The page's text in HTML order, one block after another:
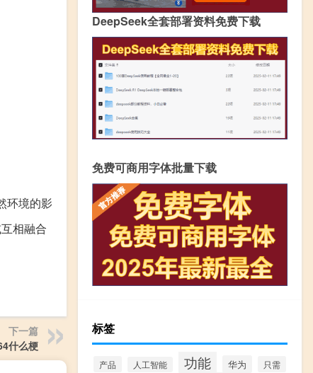
环境的影
相融合
下一篇
什么梗
DeepSeek全套部署资料免费下载
免费可商用字体批量下载
标签
产品 人工智能 功能 华为 只需